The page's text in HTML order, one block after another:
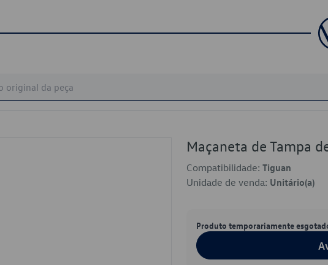
Maçaneta de Tampa
Compatibilidade: Tiguan
Unidade de venda: Unitário(a)
Produto temporariamente